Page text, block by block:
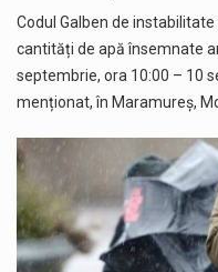
Codul Galben de
cantități de apă însemnate
septembrie, ora 10:00 – 10
menționat, în Maramureș,